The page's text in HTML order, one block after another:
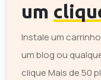
um
Instale um
um blog ou
clique Mais de 50